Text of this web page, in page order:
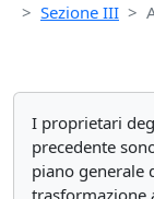
Sezione III
I proprietari
precedente
piano generale
trasformazione